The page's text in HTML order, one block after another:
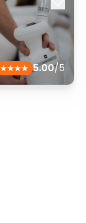
5.00/5